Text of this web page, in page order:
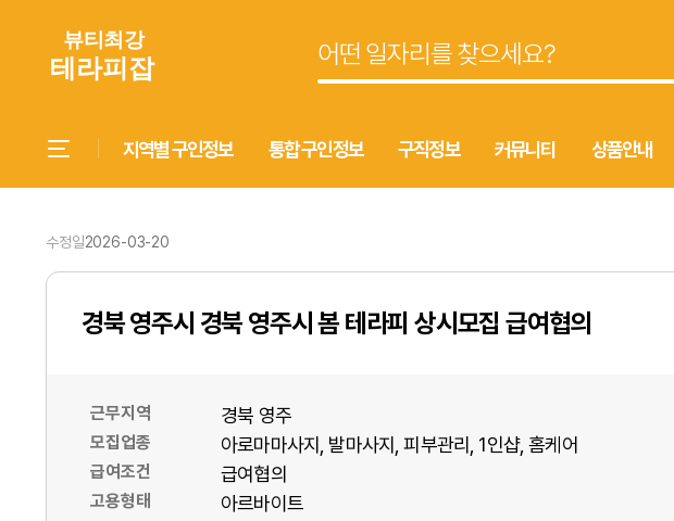
지역별 구인정보 통합 구인정보 구직정보 커뮤니티 상품안내
수정일2026-03-20
경북 영주시 경북 영주시 봄 테라피 상시모집 급여협의
근무지역 경북 영주
모집업종 아로마마사지 발마사지 피부관리 1인샵 홈케어
급여조건 급여협의
고용형태 아르바이트